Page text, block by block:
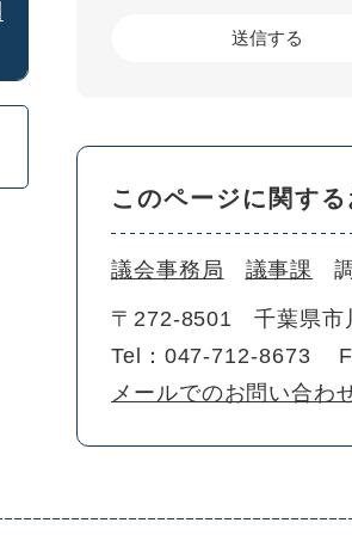
このページに関す
議会事務局 議事課
〒272-8501
千葉県市
Tel：047-712-8673
メールでのお問い合わ